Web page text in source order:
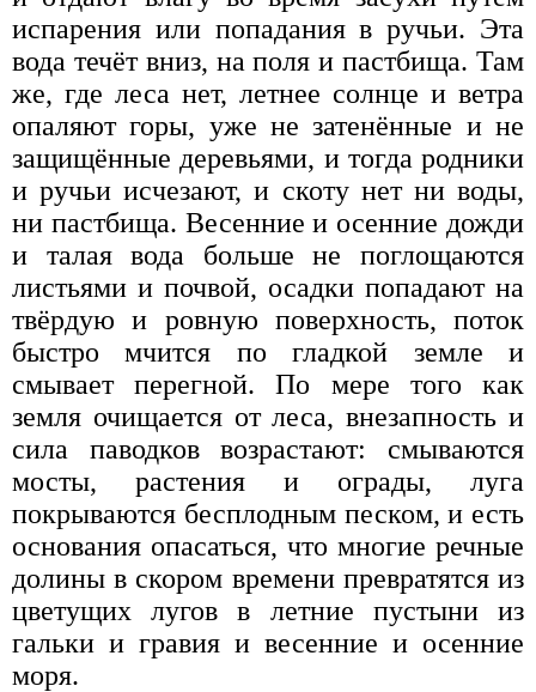
испарения или попадания в ручьи. Эта
вода течёт вниз, на поля и пастбища. Там
же, где леса нет, летнее солнце и ветра
опаляют горы, уже не затенённые и не
защищённые деревьями, и тогда родники
и ручьи исчезают, и скоту нет ни воды,
ни пастбища. Весенние и осенние дожди
и талая вода больше не поглощаются
листьями и почвой, осадки попадают на
твёрдую и ровную поверхность, поток
быстро мчится по гладкой земле и
смывает перегной. По мере того как
земля очищается от леса, внезапность и
сила паводков возрастают: смываются
мосты, растения и ограды, луга
покрываются бесплодным песком, и есть
основания опасаться, что многие речные
долины в скором времени превратятся из
цветущих лугов в летние пустыни из
гальки и гравия и весенние и осенние
моря.